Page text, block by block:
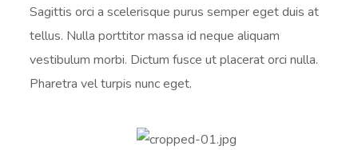
Sagittis orci a scelerisque purus semper eget duis at
tellus. Nulla porttitor massa id neque aliquam
vestibulum morbi. Dictum fusce ut placerat orci nulla.
Pharetra vel turpis nunc eget.